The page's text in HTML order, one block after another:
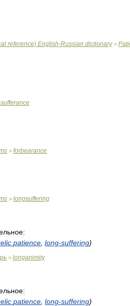
reference) English-Russian dictionary>
sufferance
> forbearance
> longsuffering
patience long-suffering)
> longanimity
patience long-suffering)